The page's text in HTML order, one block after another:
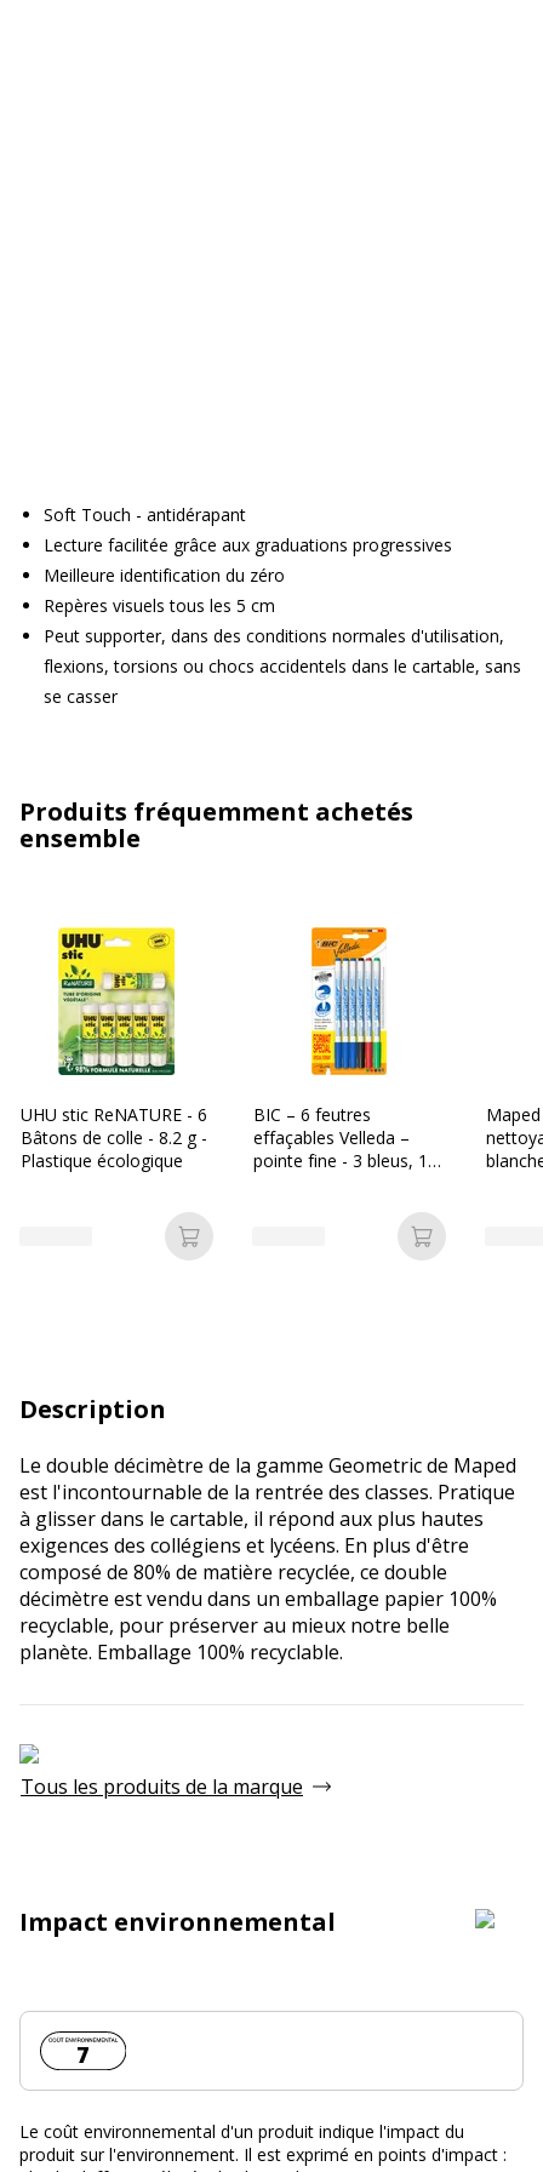
Soft Touch - antidérapant
Lecture facilitée grâce aux graduations progressives
Meilleure identification du zéro
Repères visuels tous les 5 cm
Peut supporter, dans des conditions normales d'utilisation,
flexions, torsions ou chocs accidentels dans le cartable, sans
se casser
Produits fréquemment achetés
ensemble
UHU stic ReNATURE - 6
Bâtons de colle - 8.2 g -
Plastique écologique
Ajouter au panier
BIC – 6 feutres
effaçables Velleda –
pointe fine - 3 bleus, 1
Ajouter au
Description
Le double décimètre de la gamme Geometric de Maped
est l'incontournable de la rentrée des classes. Pratique
à glisser dans le cartable, il répond aux plus hautes
exigences des collégiens et lycéens. En plus d'être
composé de 80% de matière recyclée, ce double
décimètre est vendu dans un emballage papier 100%
recyclable, pour préserver au mieux notre belle
planète. Emballage 100% recyclable.
Tous les produits de la marque
Impact environnemental
Coût environnemental :
7
Le coût environnemental d'un produit indique l'impact du
produit sur l'environnement. Il est exprimé en points d'impact :